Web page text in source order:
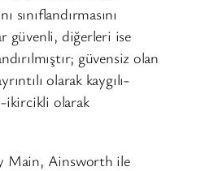
sınıflandırmasını
güvenli, diğerleri ise
güvensiz olan
olarak kaygılı-
ikircikli olarak
Main, Ainsworth ile